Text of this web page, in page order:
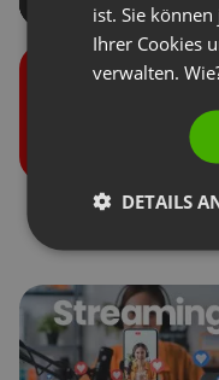
Benutzerrollen bei
ist. Sie
Ihrer Cookies
verwalten.
DETAILS